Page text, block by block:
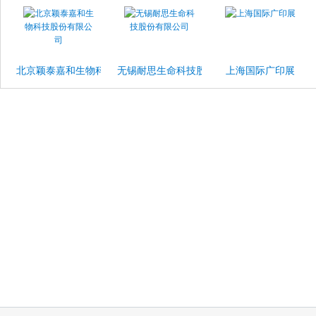
北京颖泰嘉和生物科技股份有限公司无锡耐思生命科技股份有限公司上海国际广印展